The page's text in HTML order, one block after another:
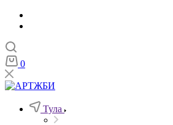
0
Тула